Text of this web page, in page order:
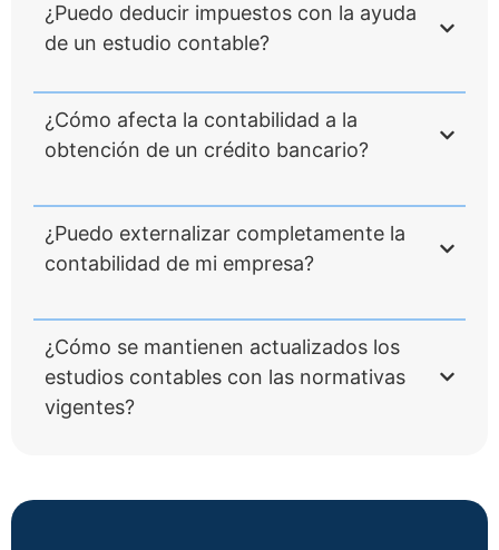
¿Puedo deducir impuestos con la ayuda
de un estudio contable?
¿Cómo afecta la contabilidad a la
obtención de un crédito bancario?
¿Puedo externalizar completamente la
contabilidad de mi empresa?
¿Cómo se mantienen actualizados los
estudios contables con las normativas
vigentes?